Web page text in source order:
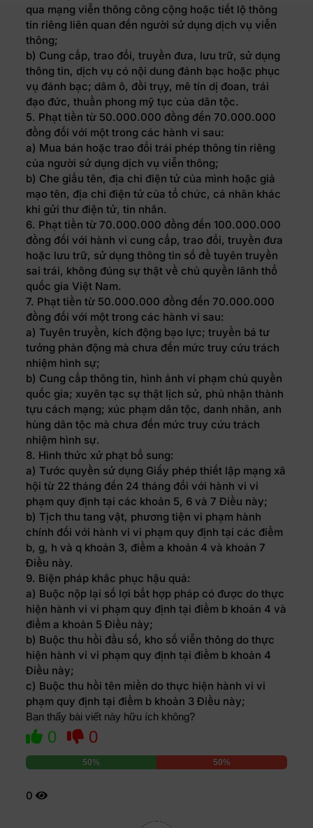
qua mạng viễn thông công cộng hoặc tiết lộ thông
tin riêng liên quan đến người sử dụng dịch vụ viễn
thông;
b) Cung cấp, trao đổi, truyền đưa, lưu trữ, sử dụng
thông tin, dịch vụ có nội dung đánh bạc hoặc phục
vụ đánh bạc; dâm ô, đồi trụy, mê tín dị đoan, trái
đạo đức, thuần phong mỹ tục của dân tộc.
5. Phạt tiền từ 50.000.000 đồng đến 70.000.000
đồng đối với một trong các hành vi sau:
a) Mua bán hoặc trao đổi trái phép thông tin riêng
của người sử dụng dịch vụ viễn thông;
b) Che giấu tên, địa chỉ điện tử của mình hoặc giả
mạo tên, địa chỉ điện tử của tổ chức, cá nhân khác
khi gửi thư điện tử, tin nhắn.
6. Phạt tiền từ 70.000.000 đồng đến 100.000.000
đồng đối với hành vi cung cấp, trao đổi, truyền đưa
hoặc lưu trữ, sử dụng thông tin số để tuyên truyền
sai trái, không đúng sự thật về chủ quyền lãnh thổ
quốc gia Việt Nam.
7. Phạt tiền từ 50.000.000 đồng đến 70.000.000
đồng đối với một trong các hành vi sau:
a) Tuyên truyền, kích động bạo lực; truyền bá tư
tưởng phản động mà chưa đến mức truy cứu trách
nhiệm hình sự;
b) Cung cấp thông tin, hình ảnh vi phạm chủ quyền
quốc gia; xuyên tạc sự thật lịch sử, phủ nhận thành
tựu cách mạng; xúc phạm dân tộc, danh nhân, anh
hùng dân tộc mà chưa đến mức truy cứu trách
nhiệm hình sự.
8. Hình thức xử phạt bổ sung:
a) Tước quyền sử dụng Giấy phép thiết lập mạng xã
hội từ 22 tháng đến 24 tháng đối với hành vi vi
phạm quy định tại các khoản 5, 6 và 7 Điều này;
b) Tịch thu tang vật, phương tiện vi phạm hành
chính đối với hành vi vi phạm quy định tại các điểm
b, g, h và q khoản 3, điểm a khoản 4 và khoản 7
Điều này.
9. Biện pháp khắc phục hậu quả:
a) Buộc nộp lại số lợi bất hợp pháp có được do thực
hiện hành vi vi phạm quy định tại điểm b khoản 4 và
điểm a khoản 5 Điều này;
b) Buộc thu hồi đầu số, kho số viễn thông do thực
hiện hành vi vi phạm quy định tại điểm b khoản 4
Điều này;
c) Buộc thu hồi tên miền do thực hiện hành vi vi
phạm quy định tại điểm b khoản 3 Điều này;
Bạn thấy bài viết này hữu ích không?
0 0
50% 50%
0